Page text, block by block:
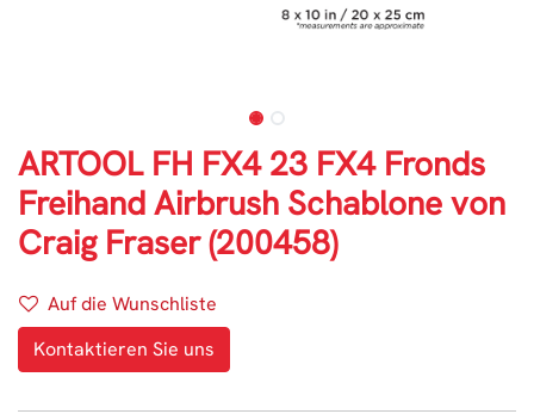
ARTOOL FH FX4 23 FX4 Fronds
Freihand Airbrush Schablone von
Craig Fraser (200458)
Auf die Wunschliste
Kontaktieren Sie uns